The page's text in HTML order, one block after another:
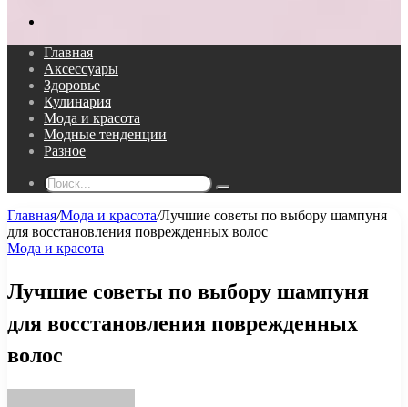
Главная
Аксессуары
Здоровье
Кулинария
Мода и красота
Модные тенденции
Разное
Поиск...
Главная/Мода и красота/Лучшие советы по выбору шампуня
для восстановления поврежденных волос
Мода и красота
Лучшие советы по выбору шампуня
для восстановления поврежденных
волос